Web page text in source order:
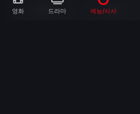
40화 41화
영화 드라마 예능/시사